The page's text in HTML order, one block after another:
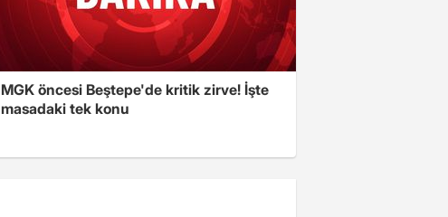
MGK öncesi Beştepe'de kritik zirve! İşte
masadaki tek konu